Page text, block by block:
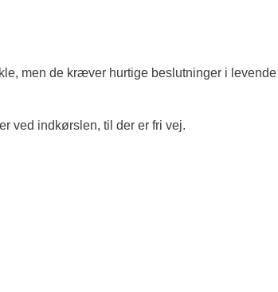
men de kræver hurtige beslutninger i levende
ved indkørslen, til der er fri vej.